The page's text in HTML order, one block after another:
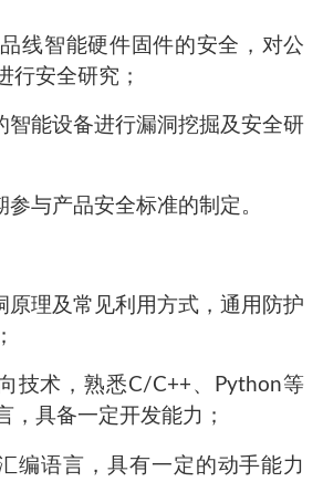
线智能硬件固件的安全，对公
行安全研究；
智能设备进行漏洞挖掘及安全研
与产品安全标准的制定。
原理及常见利用方式，通用防护
技术，熟悉C/C++、Python等
，具备一定开发能力；
编语言，具有一定的动手能力